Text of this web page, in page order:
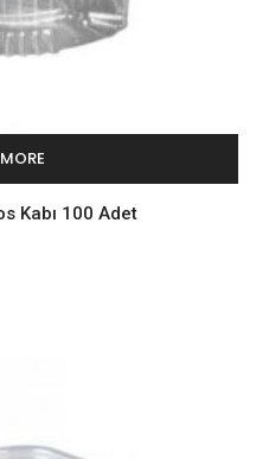
Kabı 100 Adet